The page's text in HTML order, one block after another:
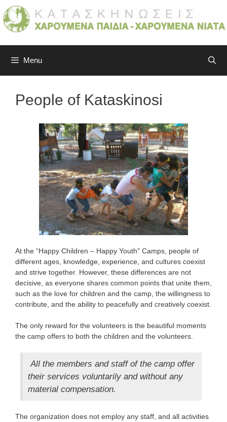
Skip
to
content
Menu
People of Kataskinosi
At the “Happy Children – Happy Youth” Camps, people of
different ages, knowledge, experience, and cultures coexist
and strive together. However, these differences are not
decisive, as everyone shares common points that unite them,
such as the love for children and the camp, the willingness to
contribute, and the ability to peacefully and creatively coexist.
The only reward for the volunteers is the beautiful moments
the camp offers to both the children and the volunteers.
All the members and staff of the camp offer
their services voluntarily and without any
material compensation.
The organization does not employ any staff, and all activities